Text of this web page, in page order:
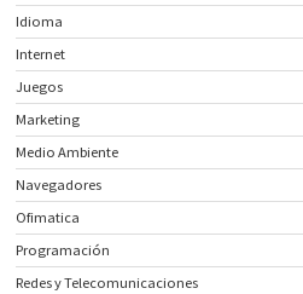
Idioma
Internet
Juegos
Marketing
Medio Ambiente
Navegadores
Ofimatica
Programación
Redes y Telecomunicaciones